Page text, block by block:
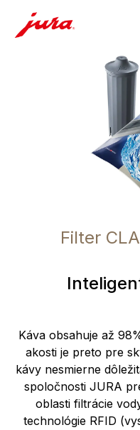
Filter
Káva obsahuje až
akosti je preto pre
kávy nesmierne
spoločnosti JURA
oblasti filtrácie
technológie RFID